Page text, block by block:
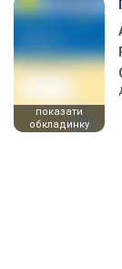
показати
обкладинку